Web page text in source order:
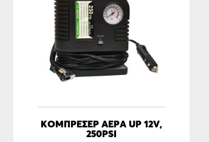
ΚΟΜΠΡΕΣΕΡ ΑΕΡΑ UP 12V,
250PSI